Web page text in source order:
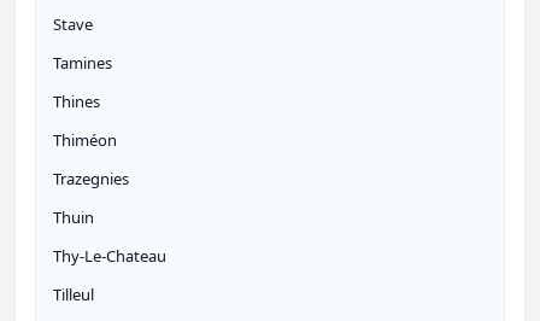
Stave
Tamines
Thines
Thiméon
Trazegnies
Thuin
Thy-Le-Chateau
Tilleul